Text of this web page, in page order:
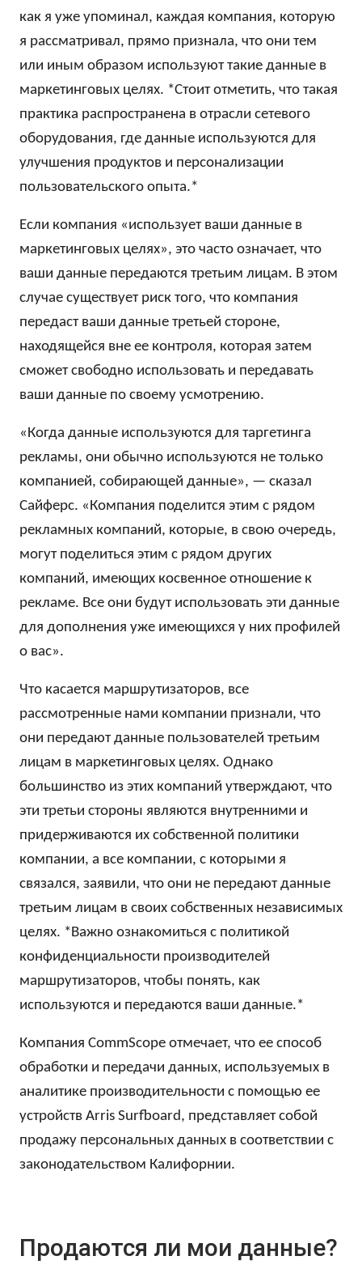
как я уже упоминал, каждая компания, которую
я рассматривал, прямо признала, что они тем
или иным образом используют такие данные в
маркетинговых целях. *Стоит отметить, что такая
практика распространена в отрасли сетевого
оборудования, где данные используются для
улучшения продуктов и персонализации
пользовательского опыта.*
Если компания «использует ваши данные в
маркетинговых целях», это часто означает, что
ваши данные передаются третьим лицам. В этом
случае существует риск того, что компания
передаст ваши данные третьей стороне,
находящейся вне ее контроля, которая затем
сможет свободно использовать и передавать
ваши данные по своему усмотрению.
«Когда данные используются для таргетинга
рекламы, они обычно используются не только
компанией, собирающей данные», — сказал
Сайферс. «Компания поделится этим с рядом
рекламных компаний, которые, в свою очередь,
могут поделиться этим с рядом других
компаний, имеющих косвенное отношение к
рекламе. Все они будут использовать эти данные
для дополнения уже имеющихся у них профилей
о вас».
Что касается маршрутизаторов, все
рассмотренные нами компании признали, что
они передают данные пользователей третьим
лицам в маркетинговых целях. Однако
большинство из этих компаний утверждают, что
эти третьи стороны являются внутренними и
придерживаются их собственной политики
компании, а все компании, с которыми я
связался, заявили, что они не передают данные
третьим лицам в своих собственных независимых
целях. *Важно ознакомиться с политикой
конфиденциальности производителей
маршрутизаторов, чтобы понять, как
используются и передаются ваши данные.*
Компания CommScope отмечает, что ее способ
обработки и передачи данных, используемых в
аналитике производительности с помощью ее
устройств Arris Surfboard, представляет собой
продажу персональных данных в соответствии с
законодательством Калифорнии.
Продаются ли мои данные?